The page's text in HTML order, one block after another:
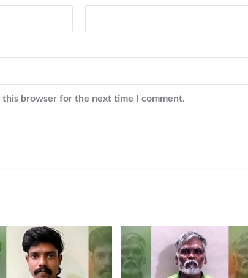
this browser for the next time I comment.